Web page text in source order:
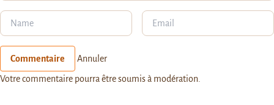
Commentaire Annuler
Votre commentaire pourra être soumis à modération.